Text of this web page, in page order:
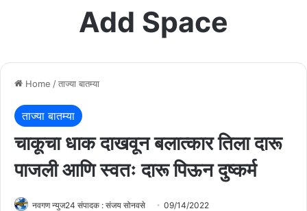
Add Space
Home /ताज्या बातम्या
ताज्या बातम्या
चाकूचा धाक दाखवून बलात्कार तिला दारू
पाजली आणि स्वतः दारू पिऊन दुष्कर्म
नवगण न्युज24 संपादक : संजय सोनवसे 09/14/2022